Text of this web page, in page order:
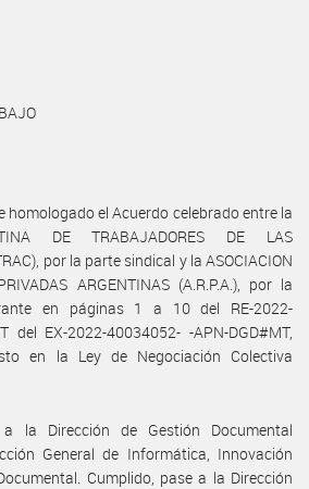
homologado el Acuerdo celebrado entre la
DE TRABAJADORES DE LAS
por la parte sindical y la ASOCIACION
ARGENTINAS (A.R.P.A.), por la
en páginas 1 a 10 del RE-2022-
del EX-2022-40034052- -APN-DGD#MT,
en la Ley de Negociación Colectiva
a la Dirección de Gestión Documental
General de Informática, Innovación
Cumplido, pase a la Dirección